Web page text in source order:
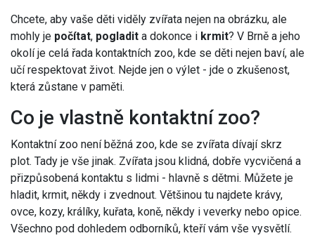
Chcete, aby vaše děti viděly zvířata nejen na obrázku, ale
mohly je počítat, pogladit a dokonce i krmit? V Brně a jeho
okolí je celá řada kontaktních zoo, kde se děti nejen baví, ale
učí respektovat život. Nejde jen o výlet - jde o zkušenost,
která zůstane v paměti.
Co je vlastně kontaktní zoo?
Kontaktní zoo není běžná zoo, kde se zvířata dívají skrz
plot. Tady je vše jinak. Zvířata jsou klidná, dobře vycvičená a
přizpůsobená kontaktu s lidmi - hlavně s dětmi. Můžete je
hladit, krmit, někdy i zvednout. Většinou tu najdete krávy,
ovce, kozy, králíky, kuřata, koně, někdy i veverky nebo opice.
Všechno pod dohledem odborníků, kteří vám vše vysvětlí.